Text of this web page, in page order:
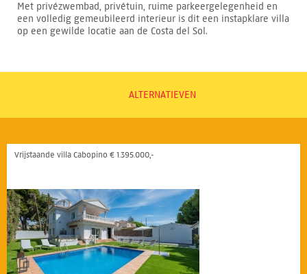
Met privézwembad, privétuin, ruime parkeergelegenheid en
een volledig gemeubileerd interieur is dit een instapklare villa
op een gewilde locatie aan de Costa del Sol.
ALTERNATIEVEN
Vrijstaande villa Cabopino € 1.395.000,-